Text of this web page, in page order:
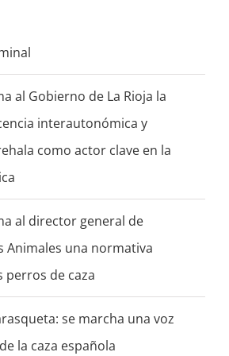
al Gobierno de La Rioja la
interautonómica y
como actor clave en la
al director general de
Animales una normativa
perros de caza
se marcha una voz
la caza española